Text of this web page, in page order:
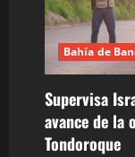
n
d
e
e
Bahía de
Supervisa
avance de la
Tondoroque